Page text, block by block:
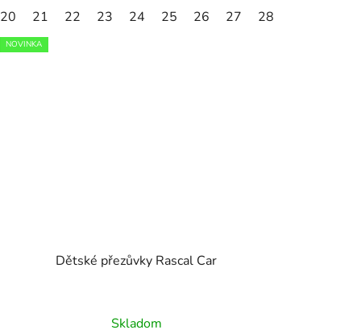
30 31 32 33 34 35
20 21 22 23 24 25 26 27 28
NOVINKA
Dětské přezůvky Rascal Car
Skladom